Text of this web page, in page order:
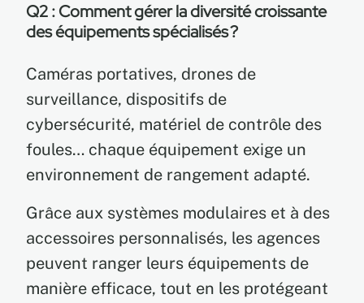
Q2 : Comment gérer la diversité croissante
des équipements spécialisés ?
Caméras portatives, drones de
surveillance, dispositifs de
cybersécurité, matériel de contrôle des
foules… chaque équipement exige un
environnement de rangement adapté.
Grâce aux systèmes modulaires et à des
accessoires personnalisés, les agences
peuvent ranger leurs équipements de
manière efficace, tout en les protégeant